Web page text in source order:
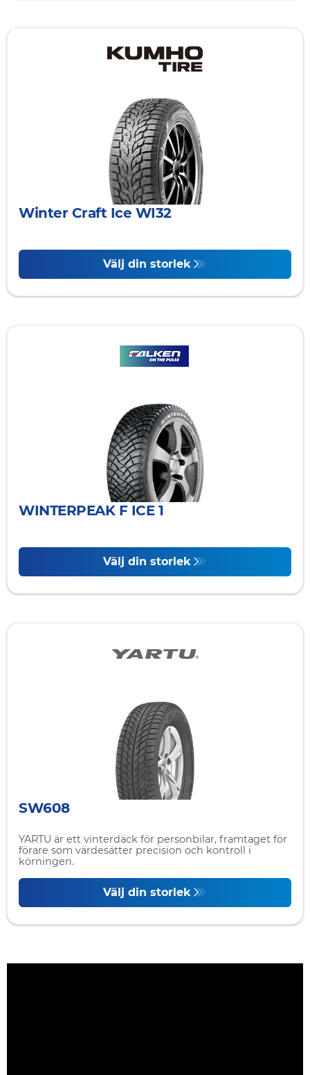
Winter Craft Ice WI32
Välj din storlek
WINTERPEAK F ICE 1
Välj din storlek
SW608
YARTU är ett vinterdäck för personbilar, framtaget för
förare som värdesätter precision och kontroll i
körningen.
Välj din storlek